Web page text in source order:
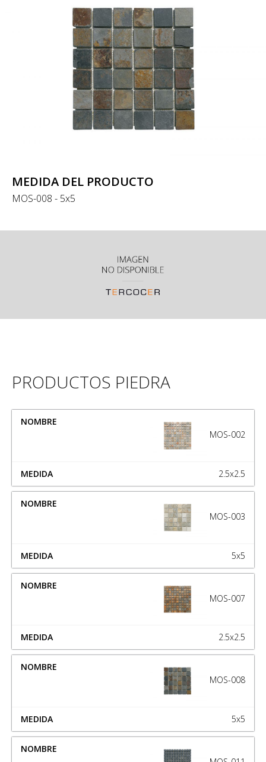
MEDIDA DEL PRODUCTO
MOS-008 - 5x5
PRODUCTOS PIEDRA
NOMBRE
MOS-002
2.5x2.5
MOS-003
5x5
MOS-007
2.5x2.5
MOS-008
5x5